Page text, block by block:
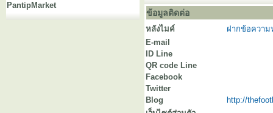
PantipMarket
ข้อมูลติดต่อ
หลังไมค์
ฝากข้อความ
E-mail
ID Line
QR code Line
Facebook
Twitter
Blog
http://